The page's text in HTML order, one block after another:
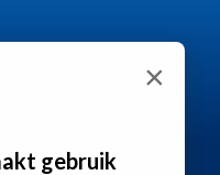
×
gebruik